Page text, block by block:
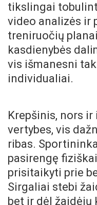
tikslingai
video analizės ir
treniruočių
kasdienybės
vis išmanesni
individualiai.
Krepšinis, nors
vertybes, vis
ribas.
pasirengę
prisitaikyti prie
Sirgaliai stebi
bet ir dėl žaidėjų